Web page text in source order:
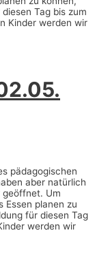
Tag bis zum
Kinder werden wir
pädagogischen
aber natürlich
geöffnet. Um
Essen planen zu
für diesen Tag
werden wir